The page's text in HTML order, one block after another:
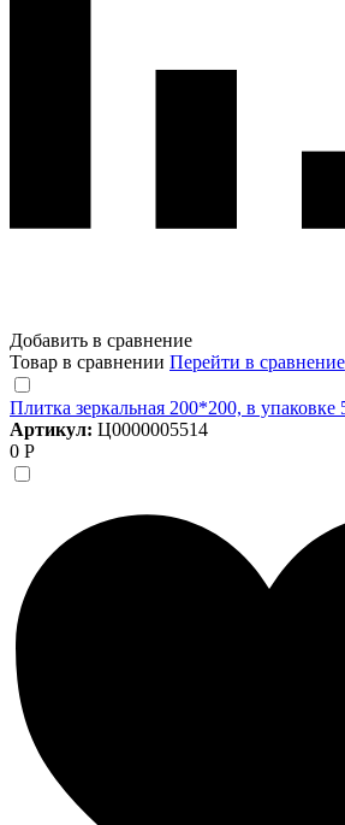
Добавить в сравнение
Товар в сравнении Перейти в сравнение
Плитка зеркальная 200*200, в упаковке
Артикул: Ц0000005514
0 Р